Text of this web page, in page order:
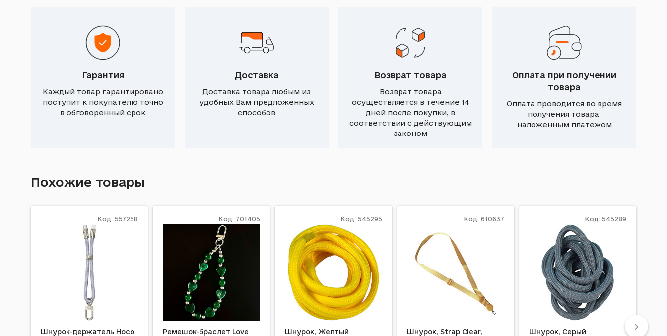
Гарантия
Каждый товар гарантировано
поступит к покупателю точно
в обговоренный срок
Доставка
Доставка товара любым из
удобных Вам предложенных
способов
Возврат товара
Возврат товара
осуществляется в течение 14
дней после покупки, в
соответствии с действующим
законом
Оплата при получении
товара
Оплата проводится во время
получения товара,
наложенным платежом
Похожие товары
Шнурок-держатель Hoco
Код: 557258
Ремешок-браслет Love
Код: 701405
Шнурок, Желтый
Код: 545295
Шнурок, Strap Clear,
Код: 610637
Шнурок, Серый
Код: 545289